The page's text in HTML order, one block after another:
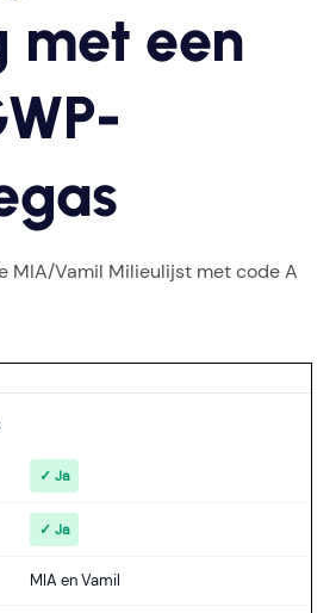
met een
MIA/Vamil Milieulijst met code A
✓ Ja
✓ Ja
MIA en Vamil